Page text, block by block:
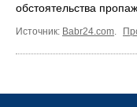
обстоятельства
Источник: Babr24.com